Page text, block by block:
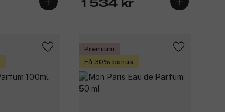
1 534 kr
Premium
Få 30% bonus